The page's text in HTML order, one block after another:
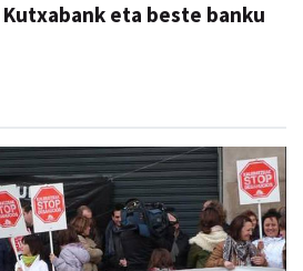
eta beste banku